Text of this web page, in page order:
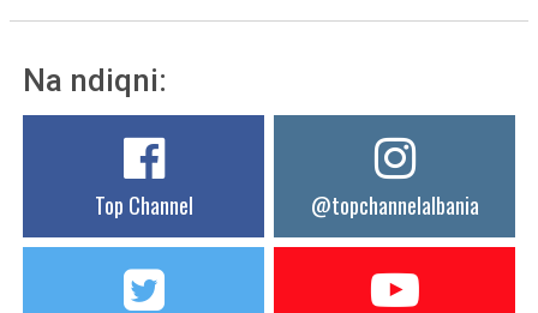
Na ndiqni:
Top Channel @topchannelalbania